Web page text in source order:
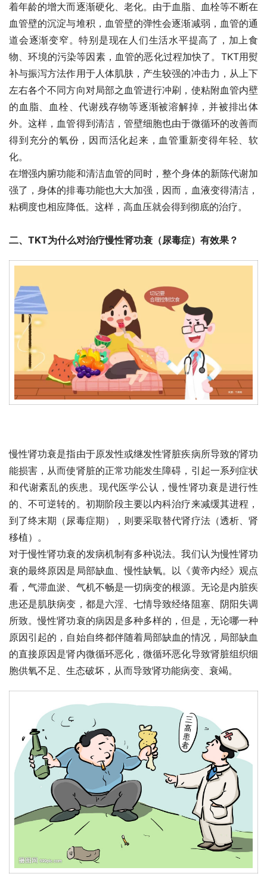
着年龄的增大而逐渐硬化、老化。由于血脂、血栓等不断在
血管壁的沉淀与堆积，血管壁的弹性会逐渐减弱，血管的通
道会逐渐变窄。特别是现在人们生活水平提高了，加上食
物、环境的污染等因素，血管的恶化过程加快了。TKT用熨
补与振泻方法作用于人体肌肤，产生较强的冲击力，从上下
左右各个不同方向对局部之血管进行冲刷，使粘附血管内壁
的血脂、血栓、代谢残存物等逐渐被溶解掉，并被排出体
外。这样，血管得到清洁，管壁细胞也由于微循环的改善而
得到充分的氧份，因而活化起来，血管重新变得年轻、软
化。
在增强内腑功能和清洁血管的同时，整个身体的新陈代谢加
强了，身体的排毒功能也大大加强，因而，血液变得清洁，
粘稠度也相应降低。这样，高血压就会得到彻底的治疗。
二、TKT为什么对治疗慢性肾功衰（尿毒症）有效果？
慢性肾功衰是指由于原发性或继发性肾脏疾病所导致的肾功
能损害，从而使肾脏的正常功能发生障碍，引起一系列症状
和代谢紊乱的疾患。现代医学公认，慢性肾功衰是进行性
的、不可逆转的。初期阶段主要以内科治疗来减缓其进程，
到了终末期（尿毒症期），则要采取替代肾疗法（透析、肾
移植）。
对于慢性肾功衰的发病机制有多种说法。我们认为慢性肾功
衰的最终原因是局部缺血、慢性缺氧。以《黄帝内经》观点
看，气滞血淤、气机不畅是一切病变的根源。无论是内脏疾
患还是肌肤病变，都是六淫、七情导致经络阻塞、阴阳失调
所致。慢性肾功衰的病因是多种多样的，但是，无论哪一种
原因引起的，自始自终都伴随着局部缺血的情况，局部缺血
的直接原因是肾内微循环恶化，微循环恶化导致肾脏组织细
胞供氧不足、生态破坏，从而导致肾功能病变、衰竭。